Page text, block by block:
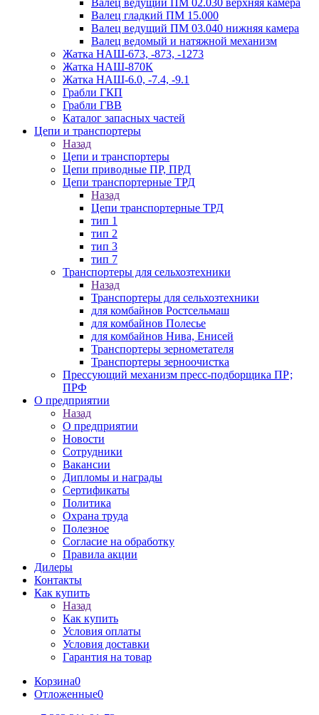
Валец ведущий ПМ 02.030 верхняя камера
Валец гладкий ПМ 15.000
Валец ведущий ПМ 03.040 нижняя камера
Валец ведомый и натяжной механизм
Жатка НАШ-673, -873, -1273
Жатка НАШ-870К
Жатка НАШ-6.0, -7.4, -9.1
Грабли ГКП
Грабли ГВВ
Каталог запасных частей
Цепи и транспортеры
Назад
Цепи и транспортеры
Цепи приводные ПР, ПРД
Цепи транспортерные ТРД
Назад
Цепи транспортерные ТРД
тип 1
тип 2
тип 3
тип 7
Транспортеры для сельхозтехники
Назад
Транспортеры для сельхозтехники
для комбайнов Ростсельмаш
для комбайнов Полесье
для комбайнов Нива, Енисей
Транспортеры зернометателя
Транспортеры зерноочистка
Прессующий механизм пресс-подборщика ПР;
ПРФ
О предприятии
Назад
О предприятии
Новости
Сотрудники
Вакансии
Дипломы и награды
Сертификаты
Политика
Охрана труда
Полезное
Согласие на обработку
Правила акции
Дилеры
Контакты
Как купить
Назад
Как купить
Условия оплаты
Условия доставки
Гарантия на товар
Корзина0
Отложенные0